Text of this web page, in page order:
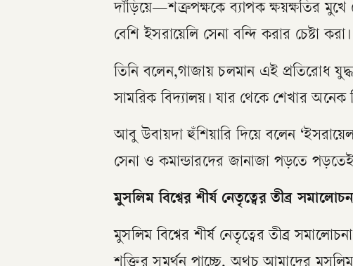
দাঁড়িয়ে—শত্রুপক্ষকে ব্যাপক ক্ষয়ক্ষতির
বেশি ইসরায়েলি সেনা বন্দি করার চেষ্টা করা।
তিনি বলেন,গাজায় চলমান এই প্রতিরোধ
সামরিক বিদ্যালয়। যার থেকে শেখার
আবু উবায়দা হুঁশিয়ারি দিয়ে বলেন
সেনা ও কমান্ডারদের জানাজা পড়তে পড়তেই
মুসলিম বিশ্বের শীর্ষ নেতৃত্বের তীব্র
মুসলিম বিশ্বের শীর্ষ নেতৃত্বের তীব্র